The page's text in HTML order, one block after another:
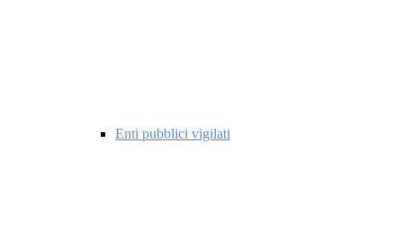
Enti pubblici vigilati